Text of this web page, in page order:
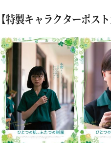
【特製キャラクターポス